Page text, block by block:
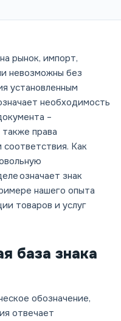
рынок, импорт,
невозможны без
установленным
необходимость
–
права
Как
означает знак
нашего опыта
товаров и услуг
база знака
обозначение,
отвечает